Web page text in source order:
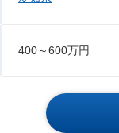
400～600万円